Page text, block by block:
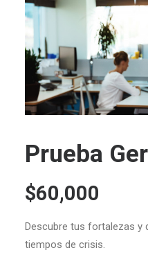
Prueba
$60,000
Descubre tus fortalezas y
tiempos de crisis.